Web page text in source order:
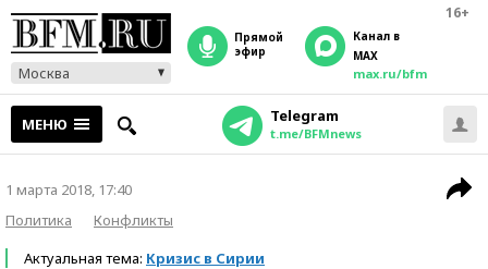
16+
Москва
прямой
эфир
Канал в
MAX
max.ru/bfm
МЕНЮ Telegram
t.me/BFMnews
1 марта 2018, 17:40
Политика
Конфликты
Актуальная тема: Кризис в Сирии